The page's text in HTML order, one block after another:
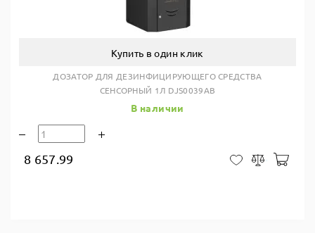
Купить в один клик
ДОЗАТОР ДЛЯ ДЕЗИНФИЦИРУЮЩЕГО СРЕДСТВА
СЕНСОРНЫЙ 1Л DJS0039AB
В наличии
8 657.99 В закладки
Сравнить